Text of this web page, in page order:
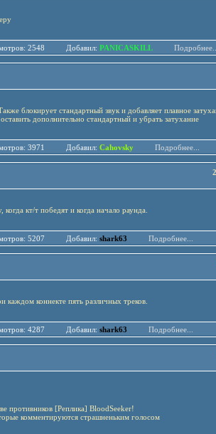
2548 Добавил: PANICASKILL Подробнее...
блокирует стандартный звук и добавляет плавное
дополнительно стандартный и убрать затухание
3971 Добавил: Cahovsky Подробнее...
кт/т победят и когда начало раунда.
5207 Добавил: shark63 Подробнее...
каждом коннекте пять различных треков.
4287 Добавил: shark63 Подробнее...
противников [Реплика] BloodSeeker!
комментируются страшненьким голосом